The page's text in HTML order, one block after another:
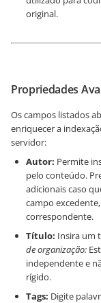
original.
Propriedades
Os campos listados
enriquecer a
servidor:
Autor: Permite
pelo conteúdo.
adicionais caso
campo
correspondente.
Título: Insira um
de organização:
independente e
rígido.
Tags: Digite